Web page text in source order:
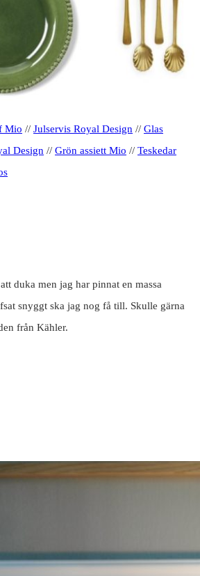
Mio // Julservis Royal Design // Glas
Design // Grön assiett Mio // Teskedar
duka men jag har pinnat en massa
snyggt ska jag nog få till. Skulle gärna
från Kähler.